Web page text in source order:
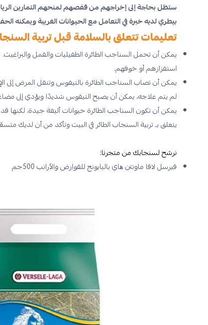
ستظل بحاجة إلى إخراجهم من قفصهم لمنحهم التمارين
بيطري لديه خبرة في التعامل مع الحيوانات الغريبة
تعليمات تتعلق بالسلامة قبل تربية
يمكن أن تحمل السناجب الطائرة الطفيليات والقمل
استفزازهم أو خوفهم.
يمكن أن تصاب السناجب الطائرة بالتيفوس وتنقل المرض إلى
لم يتم علاجه، يمكن أن يصبح التيفوس شديدًا ويؤدي إلى
يمكن أن تكون السناجب الطائرة حيوانات أليفة جيدة، لكنها
يتعلق بـ تربية السنجاب الطائر في البيت وتأكد من أن لديك
نرشح لسنجابك من متجرنا:
فیرسل لاقا ماونتن ھاي بالبابونج للقوارض والأرانب 500جم